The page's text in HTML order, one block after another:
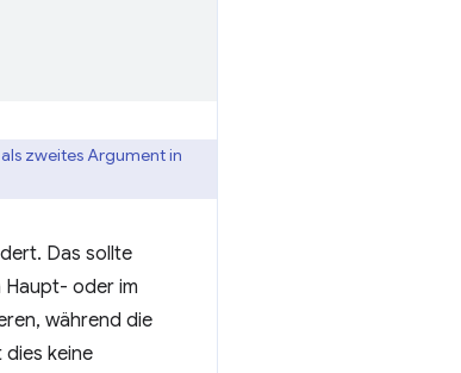
zweites Argument in
Das sollte
Haupt- oder im
während die
keine